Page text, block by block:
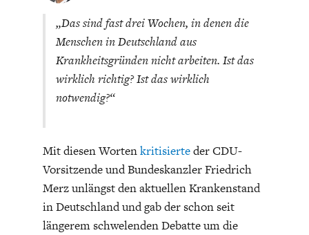
INDUSTRIEPOLITIK
ENERGIE & UMWELT
„Das sind fast drei Wochen, in denen die
Menschen in Deutschland aus
Krankheitsgründen nicht arbeiten. Ist das
wirklich richtig? Ist das wirklich
notwendig?“
Mit diesen Wortenkritisierteder CDU-
Vorsitzende und Bundeskanzler Friedrich
Merz unlängst den aktuellen Krankenstand
in Deutschland und gab der schon seit
längerem schwelenden Debatte um die